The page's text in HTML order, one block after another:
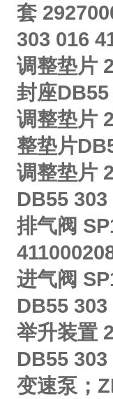
套
303 016
调整垫片
封座
调整垫片
整垫片
调整垫片
DB55
排气阀
进气阀
DB55
举升装置
DB55
变速泵；